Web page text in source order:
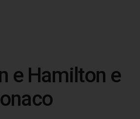
e Hamilton e